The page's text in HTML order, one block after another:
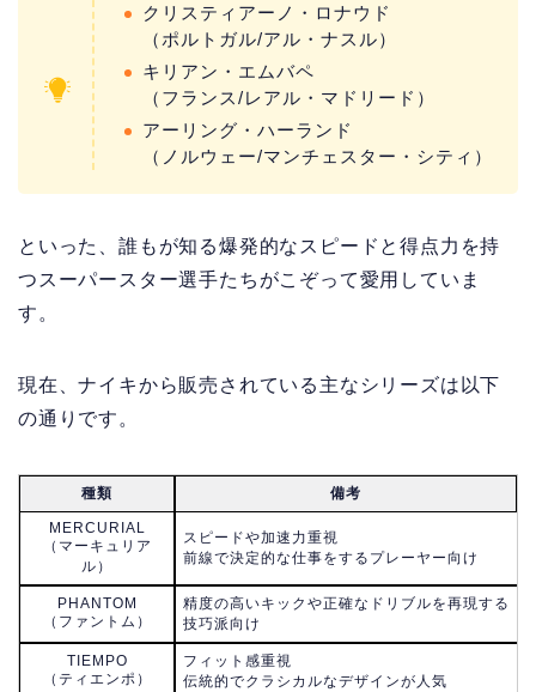
クリスティアーノ・ロナウド
（ポルトガル/アル・ナスル）
キリアン・エムバペ
（フランス/レアル・マドリード）
アーリング・ハーランド
（ノルウェー/マンチェスター・シティ）
といった、誰もが知る爆発的なスピードと得点力を持
つスーパースター選手たちがこぞって愛用していま
す。
現在、ナイキから販売されている主なシリーズは以下
の通りです。
種類 備考
MERCURIAL
（マーキュリア
ル）
スピードや加速力重視
前線で決定的な仕事をするプレーヤー向け
PHANTOM
（ファントム）
精度の高いキックや正確なドリブルを再現する
技巧派向け
TIEMPO
（ティエンポ）
フィット感重視
伝統的でクラシカルなデザインが人気